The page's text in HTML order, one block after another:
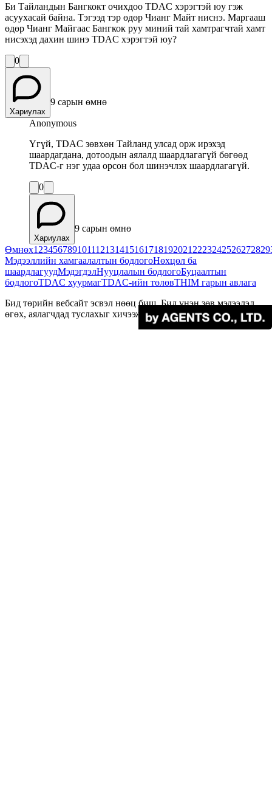
Би Тайландын Бангкокт очихдоо TDAC хэрэгтэй юу гэж
асуухасай байна. Тэгээд тэр өдөр Чианг Майт ниснэ. Маргааш
өдөр Чианг Майгаас Бангкок руу миний тай хамтрагчтай хамт
нисэхэд дахин шинэ TDAC хэрэгтэй юу?
0
Хариулах
9 сарын өмнө
Anonymous
Үгүй, TDAC зөвхөн Тайланд улсад орж ирэхэд
шаардагдана, дотоодын аялалд шаардлагагүй бөгөөд
TDAC-г нэг удаа орсон бол шинэчлэх шаардлагагүй.
0
Хариулах
9 сарын өмнө
Өмнөх1 23456789101112131415161718192021 2223242526272829
Мэдээллийн хамгаалалтын бодлогоНөхцөл ба
шаардлагуудМэдэгдэлНууцлалын бодлогоБуцаалтын
бодлогоTDAC хуурмагTDAC-ийн төлөвTHIM гарын авлага
Бид төрийн вебсайт эсвэл нөөц биш. Бид үнэн зөв мэдээлэл
өгөх, аялагчдад туслахыг хичээж байна.